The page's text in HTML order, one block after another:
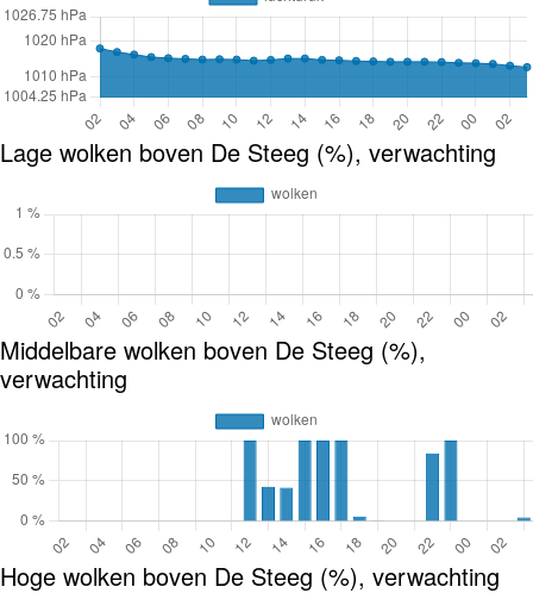
Lage wolken boven De Steeg (%), verwachting
Middelbare wolken boven De Steeg (%),
verwachting
Hoge wolken boven De Steeg (%), verwachting